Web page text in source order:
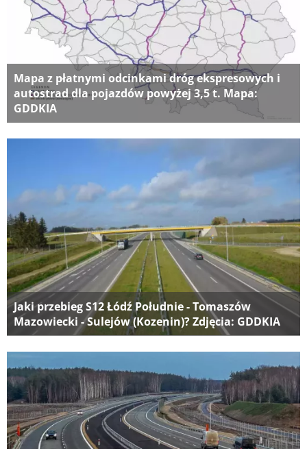
Mapa z płatnymi odcinkami dróg ekspresowych i
autostrad dla pojazdów powyżej 3,5 t. Mapa:
GDDKIA
Jaki przebieg S12 Łódź Południe - Tomaszów
Mazowiecki - Sulejów (Kozenin)? Zdjęcia: GDDKIA